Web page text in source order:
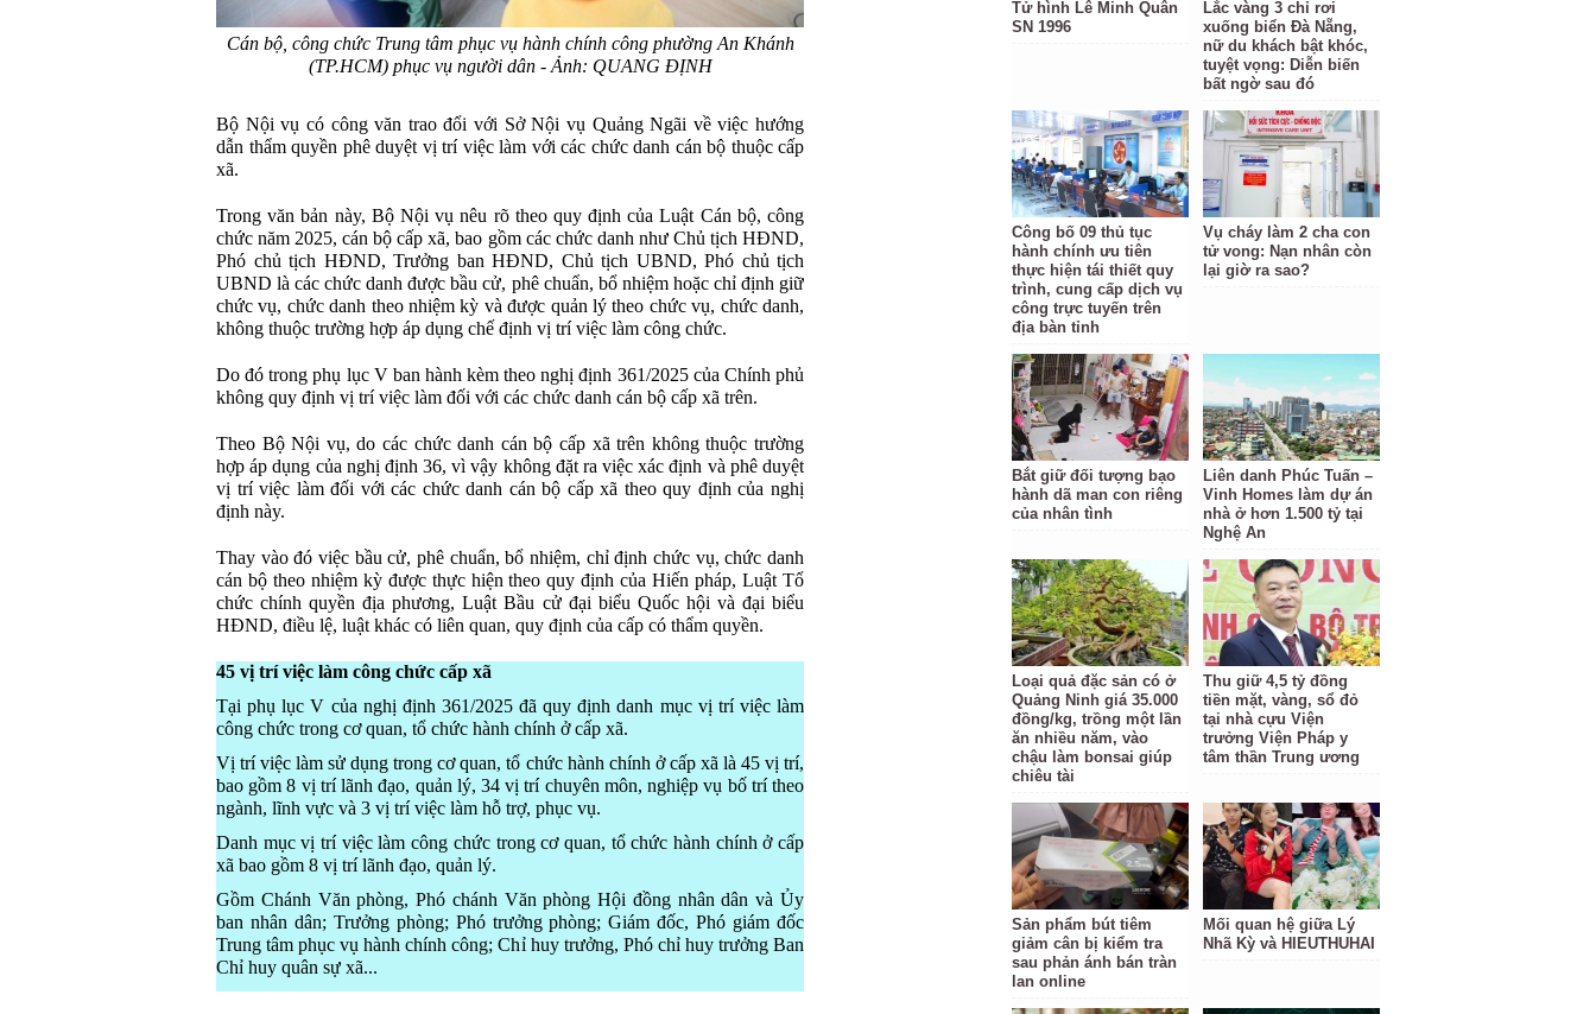
Cán bộ, công chức Trung tâm phục vụ hành chính công phường An Khánh
(TP.HCM) phục vụ người dân - Ảnh: QUANG ĐỊNH
Bộ Nội vụ có công văn trao đổi với Sở Nội vụ Quảng Ngãi về việc hướng
dẫn thẩm quyền phê duyệt vị trí việc làm với các chức danh cán bộ thuộc cấp
xã.
Trong văn bản này, Bộ Nội vụ nêu rõ theo quy định của Luật Cán bộ, công
chức năm 2025, cán bộ cấp xã, bao gồm các chức danh như Chủ tịch HĐND,
Phó chủ tịch HĐND, Trưởng ban HĐND, Chủ tịch UBND, Phó chủ tịch
UBND là các chức danh được bầu cử, phê chuẩn, bổ nhiệm hoặc chỉ định giữ
chức vụ, chức danh theo nhiệm kỳ và được quản lý theo chức vụ, chức danh,
không thuộc trường hợp áp dụng chế định vị trí việc làm công chức.
Do đó trong phụ lục V ban hành kèm theo nghị định 361/2025 của Chính phủ
không quy định vị trí việc làm đối với các chức danh cán bộ cấp xã trên.
Theo Bộ Nội vụ, do các chức danh cán bộ cấp xã trên không thuộc trường
hợp áp dụng của nghị định 36, vì vậy không đặt ra việc xác định và phê duyệt
vị trí việc làm đối với các chức danh cán bộ cấp xã theo quy định của nghị
định này.
Thay vào đó việc bầu cử, phê chuẩn, bổ nhiệm, chỉ định chức vụ, chức danh
cán bộ theo nhiệm kỳ được thực hiện theo quy định của Hiến pháp, Luật Tổ
chức chính quyền địa phương, Luật Bầu cử đại biểu Quốc hội và đại biểu
HĐND, điều lệ, luật khác có liên quan, quy định của cấp có thẩm quyền.
45 vị trí việc làm công chức cấp xã
Tại phụ lục V của nghị định 361/2025 đã quy định danh mục vị trí việc làm
công chức trong cơ quan, tổ chức hành chính ở cấp xã.
Vị trí việc làm sử dụng trong cơ quan, tổ chức hành chính ở cấp xã là 45 vị trí,
bao gồm 8 vị trí lãnh đạo, quản lý, 34 vị trí chuyên môn, nghiệp vụ bố trí theo
ngành, lĩnh vực và 3 vị trí việc làm hỗ trợ, phục vụ.
Danh mục vị trí việc làm công chức trong cơ quan, tổ chức hành chính ở cấp
xã bao gồm 8 vị trí lãnh đạo, quản lý.
Gồm Chánh Văn phòng, Phó chánh Văn phòng Hội đồng nhân dân và Ủy
ban nhân dân; Trưởng phòng; Phó trưởng phòng; Giám đốc, Phó giám đốc
Trung tâm phục vụ hành chính công; Chỉ huy trưởng, Phó chỉ huy trưởng Ban
Chỉ huy quân sự xã...
Tử hình Lê Minh Quân
SN 1996
Lắc vàng 3 chỉ rơi
xuống biển Đà Nẵng,
nữ du khách bật khóc,
tuyệt vọng: Diễn biến
bất ngờ sau đó
Công bố 09 thủ tục
hành chính ưu tiên
thực hiện tái thiết quy
trình, cung cấp dịch vụ
công trực tuyến trên
địa bàn tỉnh
Vụ cháy làm 2 cha con
tử vong: Nạn nhân còn
lại giờ ra sao?
Bắt giữ đối tượng bạo
hành dã man con riêng
của nhân tình
Liên danh Phúc Tuấn –
Vinh Homes làm dự án
nhà ở hơn 1.500 tỷ tại
Nghệ An
Loại quả đặc sản có ở
Quảng Ninh giá 35.000
đồng/kg, trồng một lần
ăn nhiều năm, vào
chậu làm bonsai giúp
chiêu tài
Thu giữ 4,5 tỷ đồng
tiền mặt, vàng, sổ đỏ
tại nhà cựu Viện
trưởng Viện Pháp y
tâm thần Trung ương
Sản phẩm bút tiêm
giảm cân bị kiểm tra
sau phản ánh bán tràn
lan online
Mối quan hệ giữa Lý
Nhã Kỳ và HIEUTHUHAI